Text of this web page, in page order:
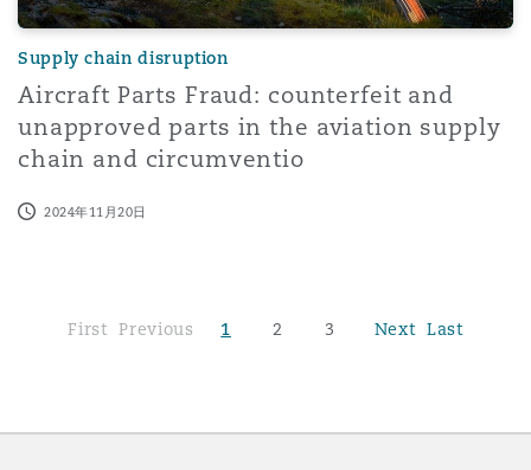
Supply chain disruption
Aircraft Parts Fraud: counterfeit and
unapproved parts in the aviation supply
chain and circumventio
2024年11月20日
First Previous 1 2 3 Next Last